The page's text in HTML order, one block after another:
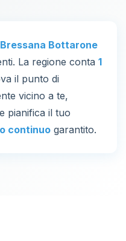
Bressana Bottarone
La regione conta 1
il punto di
vicino a te,
pianifica il tuo
continuo garantito.